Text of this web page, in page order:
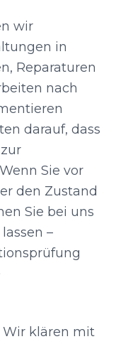
wir
in
Reparaturen
nach
darauf, dass
Sie vor
den Zustand
Sie bei uns
–
Wir klären mit